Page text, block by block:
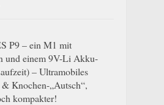
P9 – ein M1 mit
und einem 9V-Li Akku-
– Ultramobiles
Knochen-„Autsch“,
kompakter!